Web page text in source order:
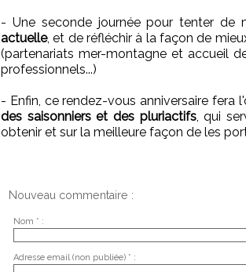
- Une seconde journée pour tenter de
actuelle, et de réfléchir à la façon de
(partenariats mer-montagne et accueil
professionnels...)
- Enfin, ce rendez-vous anniversaire fera
des saisonniers et des pluriactifs, qui
obtenir et sur la meilleure façon de les
Nouveau commentaire :
Nom * :
Adresse email (non publiée) * :